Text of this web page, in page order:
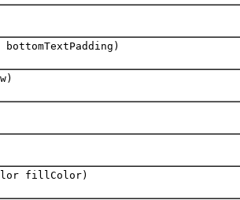
fillColor)